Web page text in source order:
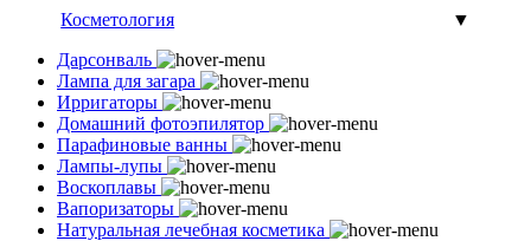
Косметология
▼
Дарсонваль
Лампа для загара
Ирригаторы
Домашний фотоэпилятор
Парафиновые ванны
Лампы-лупы
Воскоплавы
Вапоризаторы
Натуральная лечебная косметика